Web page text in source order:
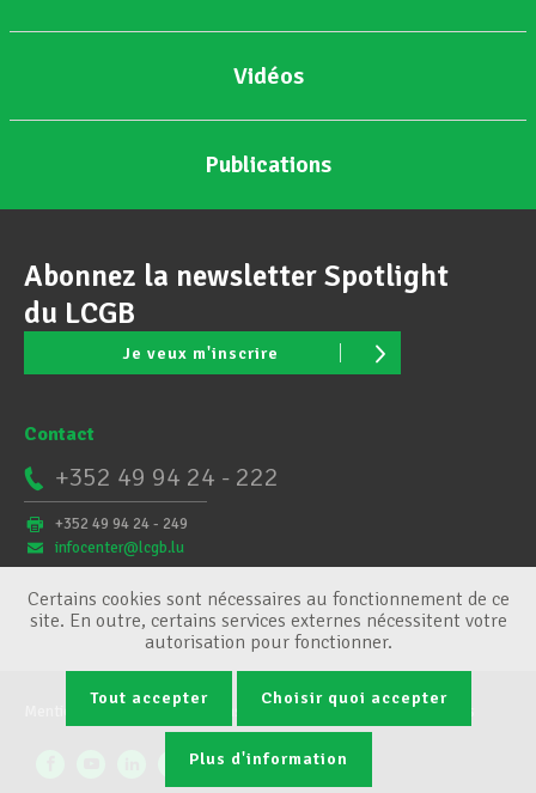
Vidéos
Publications
Abonnez la newsletter Spotlight
du LCGB
Je veux m'inscrire
Contact
+352 49 94 24 - 222
+352 49 94 24 - 249
infocenter@lcgb.lu
Conditions générales Gestion des cookies
Certains cookies sont nécessaires au fonctionnement de ce
site. En outre, certains services externes nécessitent votre
autorisation pour fonctionner.
Tout accepter Choisir quoi accepter
Plus d'information